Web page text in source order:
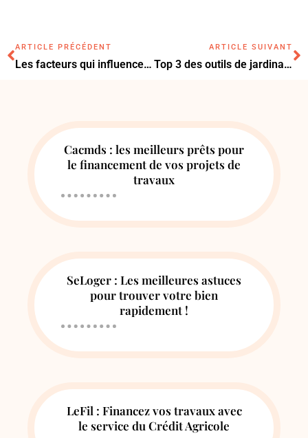
ARTICLE PRÉCÉDENT
Les facteurs qui influencent la consommation de votre clim réversible
ARTICLE SUIVANT
Top 3 des outils de jardinage indispensables pour un jardin bien entretenu
Cacmds : les meilleurs prêts pour
le financement de vos projets de
travaux
SeLoger : Les meilleures astuces
pour trouver votre bien
rapidement !
LeFil : Financez vos travaux avec
le service du Crédit Agricole